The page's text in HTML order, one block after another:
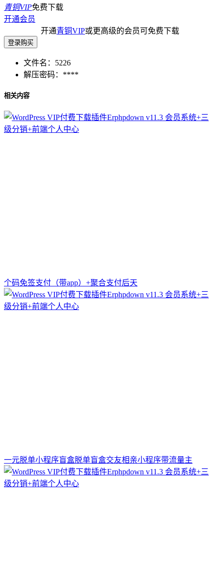
青铜VIP免费下载
开通会员
开通青铜VIP或更高级的会员可免费下载
登录购买
文件名： 5226
解压密码： ****
相关内容
个码免签支付（带app）+聚合支付后天
一元脱单小程序盲盒脱单盲盒交友相亲小程序带流量主